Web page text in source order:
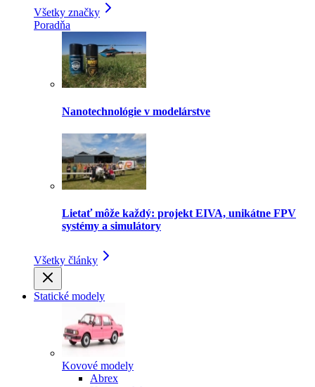
Všetky značky
Poradňa
Nanotechnológie v modelárstve
Lietať môže každý: projekt EIVA, unikátne FPV
systémy a simulátory
Všetky články
Statické modely
Kovové modely
Abrex